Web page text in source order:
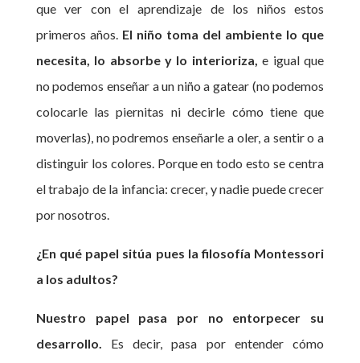
que ver con el aprendizaje de los niños estos
primeros años. El niño toma del ambiente lo que
necesita, lo absorbe y lo interioriza, e igual que
no podemos enseñar a un niño a gatear (no podemos
colocarle las piernitas ni decirle cómo tiene que
moverlas), no podremos enseñarle a oler, a sentir o a
distinguir los colores. Porque en todo esto se centra
el trabajo de la infancia: crecer, y nadie puede crecer
por nosotros.
¿En qué papel sitúa pues la filosofía Montessori
a los adultos?
Nuestro papel pasa por no entorpecer su
desarrollo. Es decir, pasa por entender cómo